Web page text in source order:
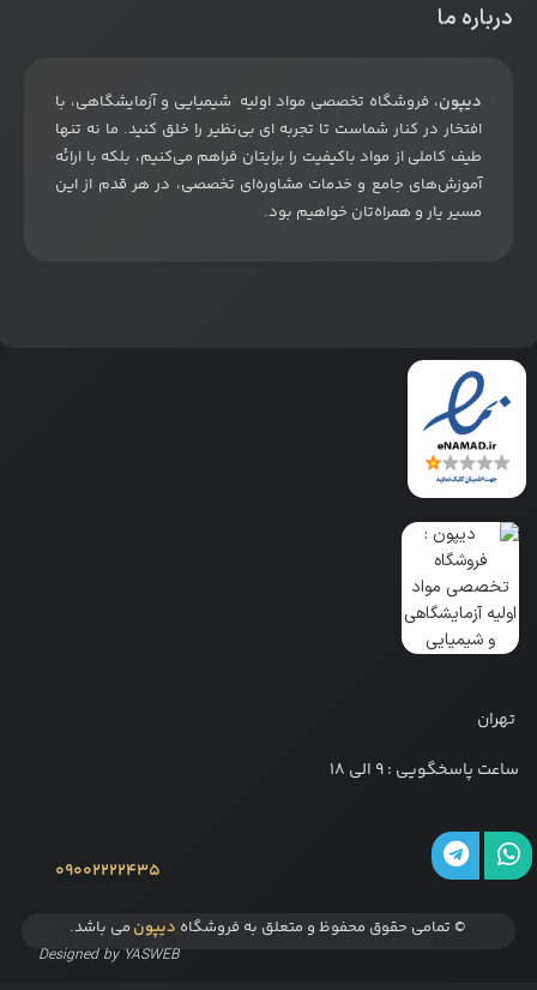
درباره ما
دیپون، فروشگاه تخصصی مواد اولیه شیمیایی و آزمایشگاهی، با
افتخار در کنار شماست تا تجربه ای بی‌نظیر را خلق کنید. ما نه تنها
طیف کاملی از مواد باکیفیت را برایتان فراهم می‌کنیم، بلکه با ارائه
آموزش‌های جامع و خدمات مشاوره‌ای تخصصی، در هر قدم از این
مسیر یار و همراه‌تان خواهیم بود.
تهران
ساعت پاسخگویی : 9 الی 18
09002222435
© تمامی حقوق محفوظ و متعلق به فروشگاه دیپون می باشد.
Designed by YASWEB